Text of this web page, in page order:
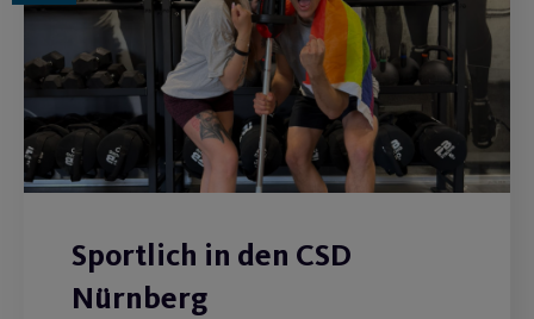
Sportlich in den CSD
Nürnberg